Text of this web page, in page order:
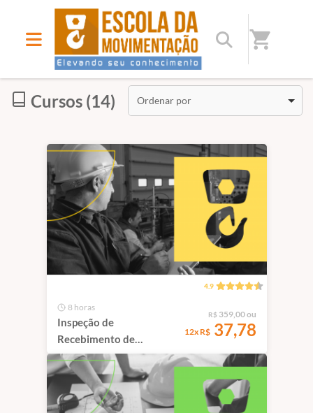
shopping_cart
Início/Categorias/EAD
Cursos (14) Ordenar por
4.9
8 horas
Inspeção de
Recebimento de
Equipamentos
(empilhadeiras,
guindautos, guindastes e
PEMT´s)
R$ 359,00 ou
12x R$37,78